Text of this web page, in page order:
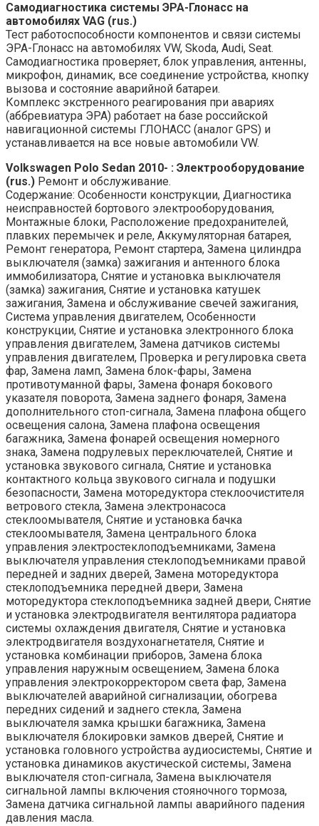
Самодиагностика системы ЭРА-Глонасс на
автомобилях VAG (rus.)
Тест работоспособности компонентов и связи системы
ЭРА-Глонасс на автомобилях VW, Skoda, Audi, Seat.
Самодиагностика проверяет, блок управления, антенны,
микрофон, динамик, все соединение устройства, кнопку
вызова и состояние аварийной батареи.
Комплекс экстренного реагирования при авариях
(аббревиатура ЭРА) работает на базе российской
навигационной системы ГЛОНАСС (аналог GPS) и
устанавливается на все новые автомобили VW.
Volkswagen Polo Sedan 2010- : Электрооборудование
(rus.) Ремонт и обслуживание.
Содержание: Особенности конструкции, Диагностика
неисправностей бортового электрооборудования,
Монтажные блоки, Расположение предохранителей,
плавких перемычек и реле, Аккумуляторная батарея,
Ремонт генератора, Ремонт стартера, Замена цилиндра
выключателя (замка) зажигания и антенного блока
иммобилизатора, Снятие и установка выключателя
(замка) зажигания, Снятие и установка катушек
зажигания, Замена и обслуживание свечей зажигания,
Система управления двигателем, Особенности
конструкции, Снятие и установка электронного блока
управления двигателем, Замена датчиков системы
управления двигателем, Проверка и регулировка света
фар, Замена ламп, Замена блок-фары, Замена
противотуманной фары, Замена фонаря бокового
указателя поворота, Замена заднего фонаря, Замена
дополнительного стоп-сигнала, Замена плафона общего
освещения салона, Замена плафона освещения
багажника, Замена фонарей освещения номерного
знака, Замена подрулевых переключателей, Снятие и
установка звукового сигнала, Снятие и установка
контактного кольца звукового сигнала и подушки
безопасности, Замена моторедуктора стеклоочистителя
ветрового стекла, Замена электронасоса
стеклоомывателя, Снятие и установка бачка
стеклоомывателя, Замена центрального блока
управления электростеклоподъемниками, Замена
выключателя управления стеклоподъемниками правой
передней и задних дверей, Замена моторедуктора
стеклоподъемника передней двери, Замена
моторедуктора стеклоподъемника задней двери, Снятие
и установка электродвигателя вентилятора радиатора
системы охлаждения двигателя, Снятие и установка
электродвигателя воздухонагнетателя, Снятие и
установка комбинации приборов, Замена блока
управления наружным освещением, Замена блока
управления электрокорректором света фар, Замена
выключателей аварийной сигнализации, обогрева
передних сидений и заднего стекла, Замена
выключателя замка крышки багажника, Замена
выключателя блокировки замков дверей, Снятие и
установка головного устройства аудиосистемы, Снятие и
установка динамиков акустической системы, Замена
выключателя стоп-сигнала, Замена выключателя
сигнальной лампы включения стояночного тормоза,
Замена датчика сигнальной лампы аварийного падения
давления масла.